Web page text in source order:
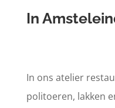
In
In ons atelier
politoeren, lakken